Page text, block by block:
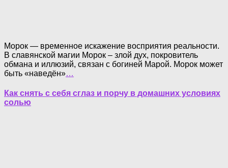
Морок — временное искажение восприятия реальности.
В славянской магии Морок – злой дух, покровитель
обмана и иллюзий, связан с богиней Марой. Морок может
быть «наведён»…
Как снять с себя сглаз и порчу в домашних условиях
солью